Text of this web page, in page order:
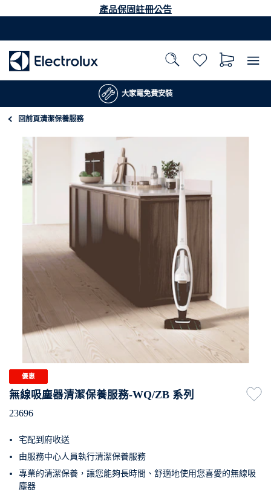
產品保固註冊公告
大家電免費安裝
回前頁清潔保養服務
優惠
無線吸塵器清潔保養服務-WQ/ZB 系列
23696
宅配到府收送
由服務中心人員執行清潔保養服務
專業的清潔保養，讓您能夠長時間、舒適地使用您喜愛的無線吸
塵器